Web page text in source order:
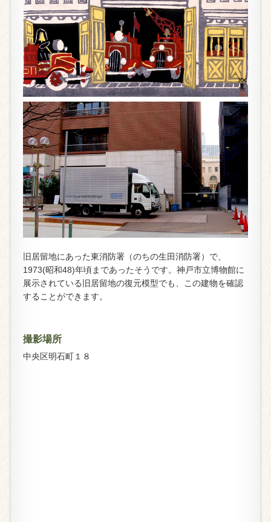
旧居留地にあった東消防署（のちの生田消防署）で、
1973(昭和48)年頃まであったそうです。神戸市立博物館に
展示されている旧居留地の復元模型でも、この建物を確認
することができます。
撮影場所
中央区明石町１８